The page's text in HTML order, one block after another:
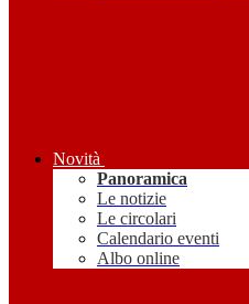
Novità
Panoramica
Le notizie
Le circolari
Calendario eventi
Albo online